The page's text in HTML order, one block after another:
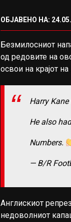
ОБЈАВЕНО НА:
Безмилосниот
од редовите на
освои на крајот
Harry
He also
Numbers.
— B/R
Англискиот
недоволниот